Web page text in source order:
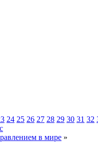
24 25 26 27 28 29 30 31 32
в мире »